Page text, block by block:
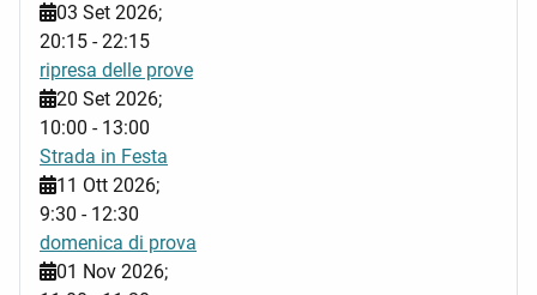
03 Set 2026;
20:15 -22:15
ripresa delle prove
20 Set 2026;
10:00 - 13:00
Strada in Festa
11 Ott 2026;
9:30 - 12:30
domenica di prova
01 Nov 2026;